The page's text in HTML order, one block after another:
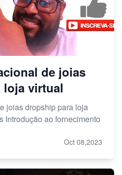
de joias
virtual
joias dropship para loja
Introdução ao fornecimento
Oct 08,2023